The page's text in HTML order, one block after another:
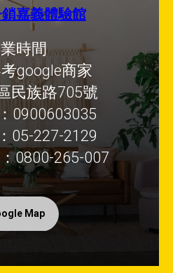
嘉義體驗館
時間
google商家
民族路705號
0900603035
05-227-2129
0800-265-007
Map